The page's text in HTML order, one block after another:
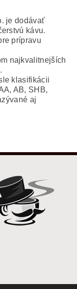
je dodávať
kávu.
prípravu
najkvalitnejších
klasifikácii
AB, SHB,
aj